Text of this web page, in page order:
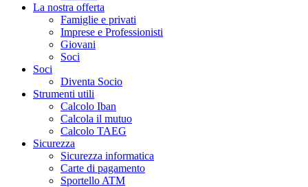
La nostra offerta
Famiglie e privati
Imprese e Professionisti
Giovani
Soci
Soci
Diventa Socio
Strumenti utili
Calcolo Iban
Calcola il mutuo
Calcolo TAEG
Sicurezza
Sicurezza informatica
Carte di pagamento
Sportello ATM